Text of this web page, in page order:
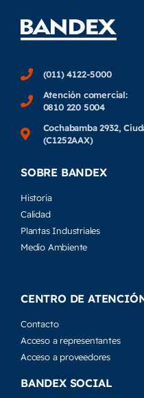
(011) 4122-5000
Atención comercial:
0810 220 5004
Cochabamba 2932,
(C1252AAX)
SOBRE BANDEX
Historia
Calidad
Plantas Industriales
Medio Ambiente
CENTRO DE
Contacto
Acceso a representantes
Acceso a proveedores
BANDEX SOCIAL